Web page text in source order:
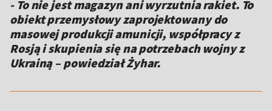
- To nie jest magazyn ani wyrzutnia rakiet. To
obiekt przemysłowy zaprojektowany do
masowej produkcji amunicji, współpracy z
Rosją i skupienia się na potrzebach wojny z
Ukrainą – powiedział Żyhar.